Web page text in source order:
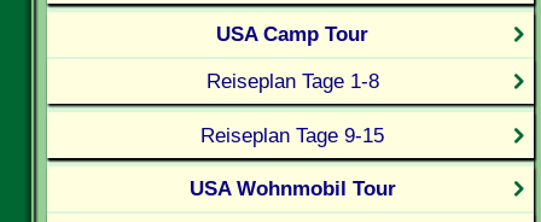
USA Camp Tour
Reiseplan Tage 1-8
Reiseplan Tage 9-15
USA Wohnmobil Tour